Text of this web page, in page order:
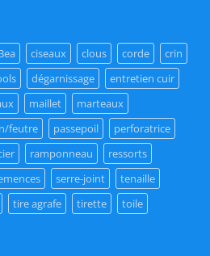
ciseaux clous corde
crin
dégarnissage
entretien cuir
maillet
marteaux
feutre passepoil
perforatrice
ramponneau
ressorts
serre-joint
tenaille
tire agrafe tirette
toile